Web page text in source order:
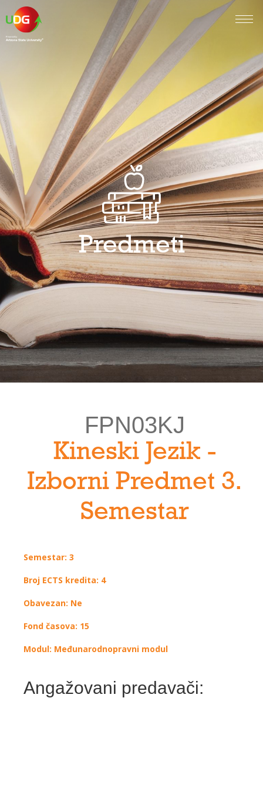
Predmeti
FPN03KJ
Kineski Jezik -
Izborni Predmet 3.
Semestar
Semestar: 3
Broj ECTS kredita: 4
Obavezan: Ne
Fond časova: 15
Modul: Međunarodnopravni modul
Angažovani predavači: